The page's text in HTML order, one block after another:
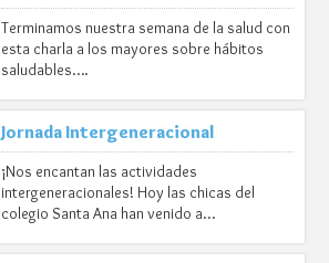
Terminamos nuestra semana de la salud con
esta charla a los mayores sobre hábitos
saludables….
Jornada Intergeneracional
¡Nos encantan las actividades
intergeneracionales! Hoy las chicas del
colegio Santa Ana han venido a…